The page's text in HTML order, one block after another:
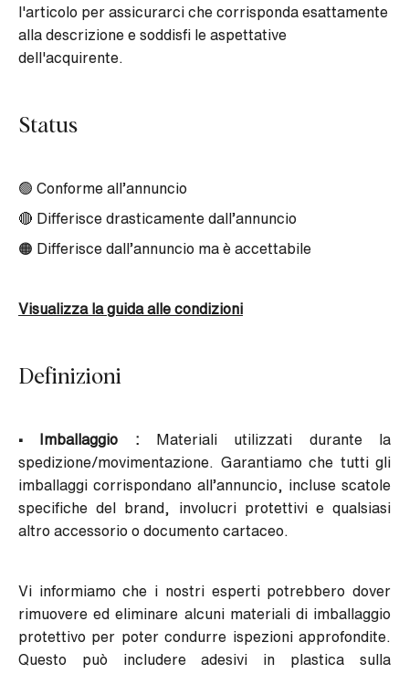
l'articolo per assicurarci che corrisponda esattamente
alla descrizione e soddisfi le aspettative
dell'acquirente.
Status
🟢 Conforme all’annuncio
🔴 Differisce drasticamente dall’annuncio
🟠 Differisce dall’annuncio ma è accettabile
Visualizza la guida alle condizioni
Definizioni
• Imballaggio : Materiali utilizzati durante la
spedizione/movimentazione. Garantiamo che tutti gli
imballaggi corrispondano all’annuncio, incluse scatole
specifiche del brand, involucri protettivi e qualsiasi
altro accessorio o documento cartaceo.
Vi informiamo che i nostri esperti potrebbero dover
rimuovere ed eliminare alcuni materiali di imballaggio
protettivo per poter condurre ispezioni approfondite.
Questo può includere adesivi in plastica sulla